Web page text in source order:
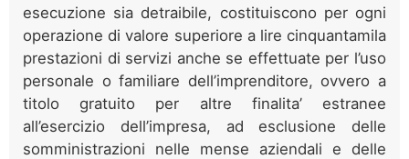
esecuzione sia detraibile, costituiscono per ogni
operazione di valore superiore a lire cinquantamila
prestazioni di servizi anche se effettuate per l’uso
personale o familiare dell’imprenditore, ovvero a
titolo gratuito per altre finalita’ estranee
all’esercizio dell’impresa, ad esclusione delle
somministrazioni nelle mense aziendali e delle